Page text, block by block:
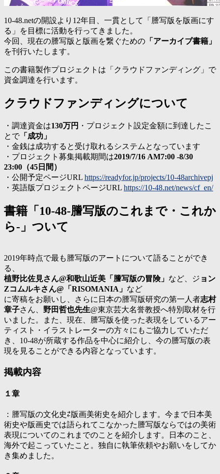
10-48.netの開設より12年目、一貫として「謄写版を版画にす
る」を目標に活動を行ってきました。
今回、現在の謄写版と版画を繋ぐための 「アーカイブ書籍」
を刊行いたします。
この書籍製作プロジェクトは「クラウドファンディング」で
資金調達を行います。
クラウドファンディングについて
・調達資金は130万円 ・プロジェクト設定金額に到達したこ
とで「成功」
・金銭は成功すると受け取れるシステムとなっています
・プロジェクト募集掲載期間は2019/7/16 AM7:00 -8/30
23:00（45日間）
・公開予定ページURL https://readyfor.jp/projects/10-48archivepj
・英語版プロジェクトページURL https://10-48.net/news/cf_en/
書籍「10-48-謄写版のこれまで・これか
ら-」ついて
2019年時点で最も謄写版のアートについて語ることができ
る、
植野比佐見さん@和歌山近美「謄写版の冒険」 など、ジ ョン
Zコムルキさん@「RISOMANIA」 など
に寄稿をお願いし、さらに日本の謄写版研究の第一人者志村
章子さん、 野田哲也先生@東京芸大名誉教授へ特別取材を行
いました。また、現在、謄写版を使った表現をしているアー
ティスト・イラストレーターの方々にもご協力していただ
き、10-48が所蔵する作品を中心に紹介し、今の謄写版の表
現を見ることができる内容となっています。
掲載内容
１章
：謄写版の文化史⇄版画美術史を紹介します。今まで日本美
術史や版画史では語られてこなかった謄写版ならではの美術
表現についてのこれまでのことを紹介します。日本のこと、
海外で起こっていたこと。独自に執筆依頼やお願いをしてか
き集めました。